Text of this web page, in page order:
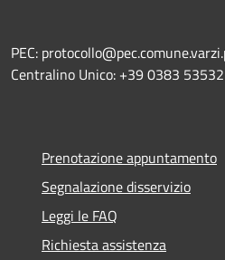
PEC:
Centralino Unico: +39 0383 53532
Prenotazione appuntamento
Segnalazione disservizio
Leggi le FAQ
Richiesta assistenza